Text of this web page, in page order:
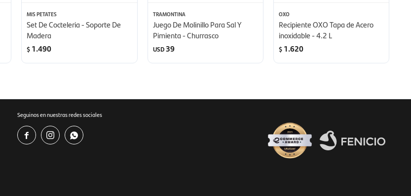
MIS PETATES
Set De Cocteleria - Soporte De
Madera
$ 1.490
TRAMONTINA
Juego De Molinillo Para Sal Y
Pimienta - Churrasco
USD 39
OXO
Recipiente OXO Tapa de Acero
inoxidable - 4.2 L
$ 1.620
Seguinos en nuestras redes sociales
  